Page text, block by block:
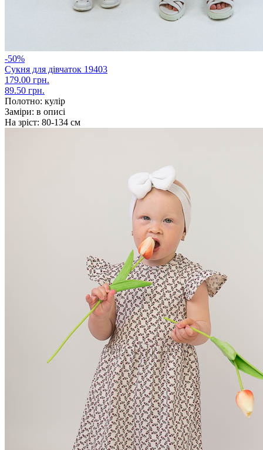
-50%
Сукня для дівчаток 19403
179.00 грн.
89.50 грн.
Полотно: кулір
Заміри: в описі
На зріст: 80-134 см